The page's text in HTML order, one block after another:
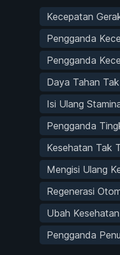
Kecepatan
Pengganda
Pengganda
Daya Tahan
Isi Ulang
Pengganda
Kesehatan Tak
Mengisi Ulang
Regenerasi
Ubah
Pengganda